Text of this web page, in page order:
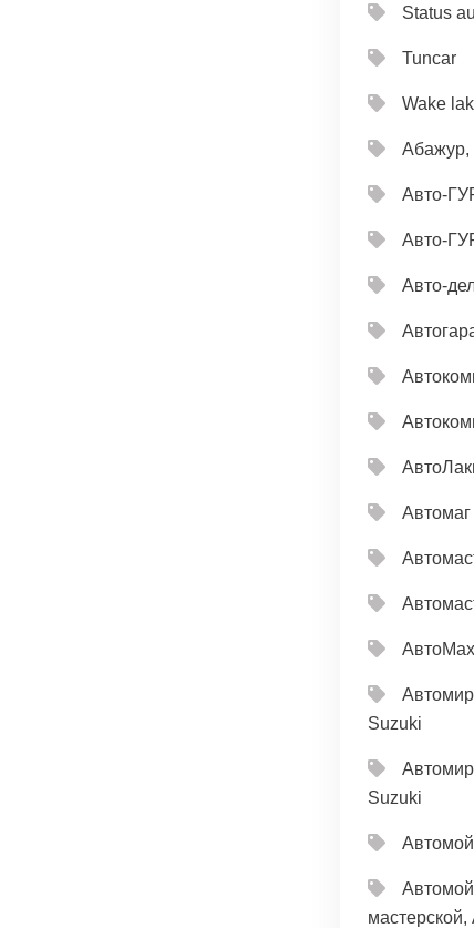
Status
Tuncar
Wake
Абажур,
Авто-
Авто-
Авто-
Автомаг
АвтоМах
Suzuki
Suzuki